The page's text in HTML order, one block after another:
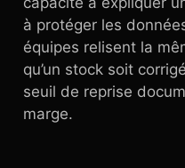
à protéger les
équipes relisent la
qu’un stock soit
seuil de reprise
marge.